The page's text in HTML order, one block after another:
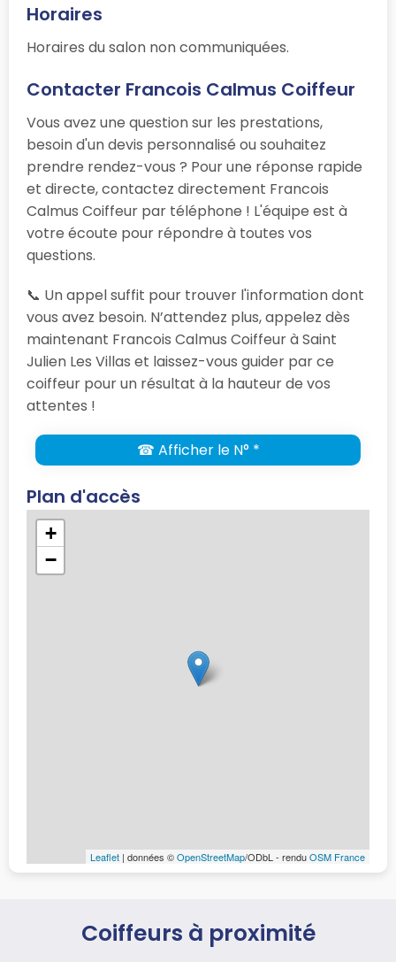
Horaires
Horaires du salon non communiquées.
Contacter Francois Calmus Coiffeur
Vous avez une question sur les prestations,
besoin d'un devis personnalisé ou souhaitez
prendre rendez-vous ? Pour une réponse rapide
et directe, contactez directement Francois
Calmus Coiffeur par téléphone ! L'équipe est à
votre écoute pour répondre à toutes vos
questions.
📞 Un appel suffit pour trouver l'information dont
vous avez besoin. N’attendez plus, appelez dès
maintenant Francois Calmus Coiffeur à Saint
Julien Les Villas et laissez-vous guider par ce
coiffeur pour un résultat à la hauteur de vos
attentes !
☎ Afficher le N° *
Plan d'accès
+
−
Leaflet | données ©OpenStreetMap/ODbL - renduOSM France
Coiffeurs à proximité